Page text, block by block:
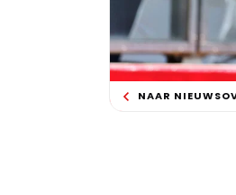
NAAR